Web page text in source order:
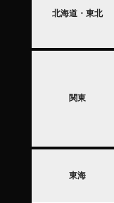
北海道・東北
関東
東海